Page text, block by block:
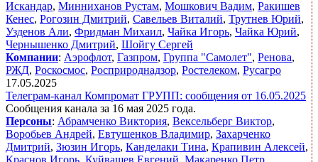
Искандар, Минниханов Рустам, Мошкович Вадим, Ракишев
Кенес, Рогозин Дмитрий, Савельев Виталий, Трутнев Юрий,
Узденов Али, Фридман Михаил, Чайка Игорь, Чайка Юрий,
Чернышенко Дмитрий, Шойгу Сергей
Компании: Аэрофлот, Газпром, Группа "Самолет", Ренова,
РЖД, Роскосмос, Росприроднадзор, Ростелеком, Русагро
17.05.2025
Телеграм-канал Компромат ГРУПП: сообщения от 16.05.2025
Сообщения канала за 16 мая 2025 года.
Персоны: Абрамченко Виктория, Вексельберг Виктор,
Воробьев Андрей, Евтушенков Владимир, Захарченко
Дмитрий, Зюзин Игорь, Канделаки Тина, Крапивин Алексей,
Краснов Игорь, Куйвашев Евгений, Макаренко Петр,